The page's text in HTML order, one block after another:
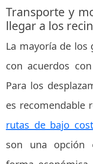
Transporte y
llegar a los
La mayoría de los
con acuerdos
Para los
es recomendable
rutas de bajo
son una opción